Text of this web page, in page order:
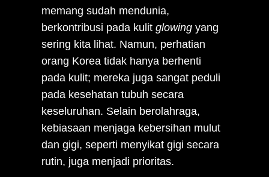
memang sudah mendunia,
berkontribusi pada kulit glowing yang
sering kita lihat. Namun, perhatian
orang Korea tidak hanya berhenti
pada kulit; mereka juga sangat peduli
pada kesehatan tubuh secara
keseluruhan. Selain berolahraga,
kebiasaan menjaga kebersihan mulut
dan gigi, seperti menyikat gigi secara
rutin, juga menjadi prioritas.